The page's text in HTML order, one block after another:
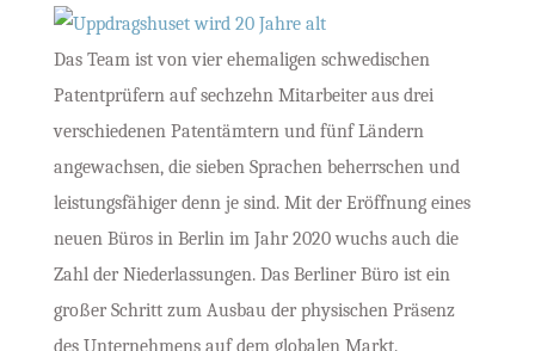
Das Team ist von vier ehemaligen schwedischen
Patentprüfern auf sechzehn Mitarbeiter aus drei
verschiedenen Patentämtern und fünf Ländern
angewachsen, die sieben Sprachen beherrschen und
leistungsfähiger denn je sind. Mit der Eröffnung eines
neuen Büros in Berlin im Jahr 2020 wuchs auch die
Zahl der Niederlassungen. Das Berliner Büro ist ein
großer Schritt zum Ausbau der physischen Präsenz
des Unternehmens auf dem globalen Markt.